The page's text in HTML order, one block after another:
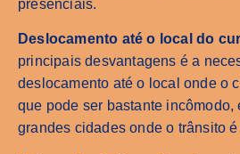
presenciais.
Deslocamento até o local do
principais desvantagens é a
deslocamento até o local onde o
que pode ser bastante incômodo,
grandes cidades onde o trânsito